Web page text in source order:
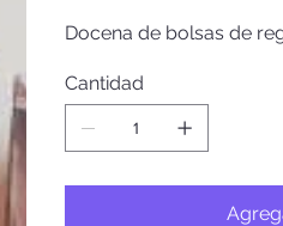
Docena de bolsas de
Cantidad